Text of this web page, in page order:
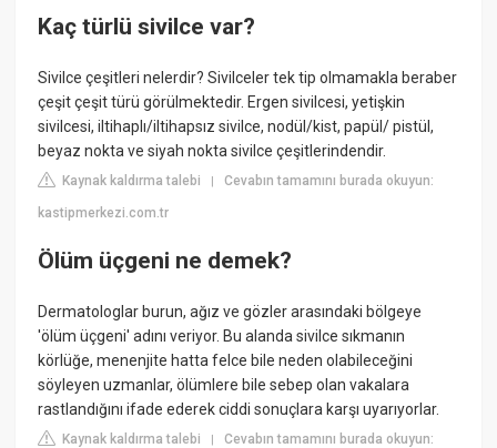
Kaç türlü sivilce var?
Sivilce çeşitleri nelerdir? Sivilceler tek tip olmamakla beraber
çeşit çeşit türü görülmektedir. Ergen sivilcesi, yetişkin
sivilcesi, iltihaplı/iltihapsız sivilce, nodül/kist, papül/ pistül,
beyaz nokta ve siyah nokta sivilce çeşitlerindendir.
Kaynak kaldırma talebi |Cevabın tamamını burada okuyun:
kastipmerkezi.com.tr
Ölüm üçgeni ne demek?
Dermatologlar burun, ağız ve gözler arasındaki bölgeye
'ölüm üçgeni' adını veriyor. Bu alanda sivilce sıkmanın
körlüğe, menenjite hatta felce bile neden olabileceğini
söyleyen uzmanlar, ölümlere bile sebep olan vakalara
rastlandığını ifade ederek ciddi sonuçlara karşı uyarıyorlar.
Kaynak kaldırma talebi |Cevabın tamamını burada okuyun: